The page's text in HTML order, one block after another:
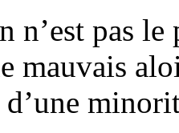
n’est pas
mauvais